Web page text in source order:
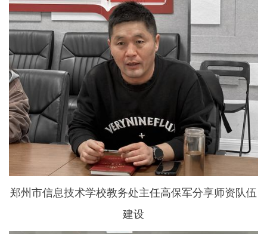
郑州市信息技术学校教务处主任高保军分享师资队伍
建设